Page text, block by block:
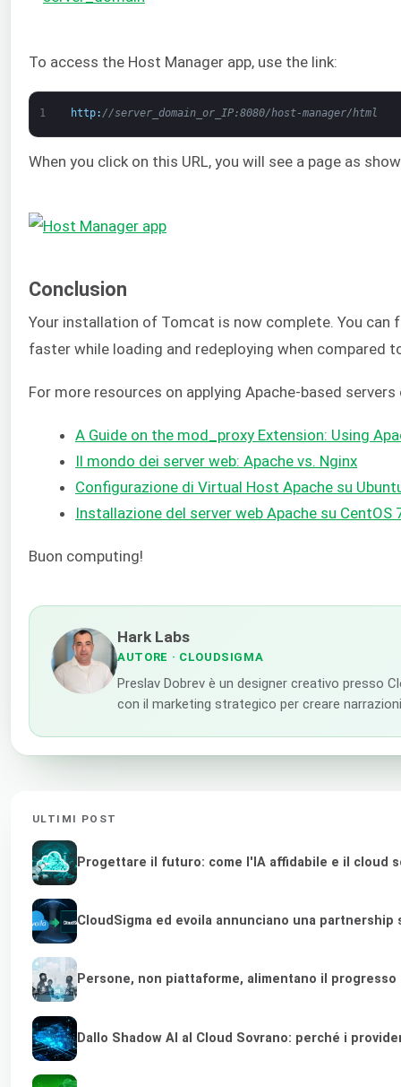
To access the Host Manager app, use the link:
1 http: //server_domain_or_IP:8080/host-manager/html
When you click on this URL, you will see a page as
Conclusion
Your installation of Tomcat is now complete. You can
faster while loading and redeploying when compared
For more resources on applying Apache-based
A Guide on the mod_proxy Extension: Using
Il mondo dei server web: Apache vs. Nginx
Configurazione di Virtual Host Apache su
Installazione del server web Apache su CentOS
Buon computing!
Hark Labs
AUTORE · CLOUDSIGMA
Preslav Dobrev è un designer creativo presso
con il marketing strategico per creare
ULTIMI POST
Progettare il futuro: come l'IA affidabile e il cloud
CloudSigma ed evoila annunciano una
Persone, non piattaforme, alimentano il progresso
Dallo Shadow AI al Cloud Sovrano: perché i